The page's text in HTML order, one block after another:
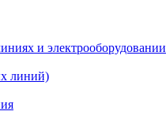
и электрооборудовании
линий)